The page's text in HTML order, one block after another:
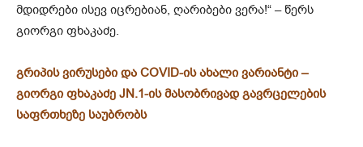
მდიდრები ისევ იცრებიან, ღარიბები ვერა!“ – წერს
გიორგი ფხაკაძე.
გრიპის ვირუსები და COVID-ის ახალი ვარიანტი –
გიორგი ფხაკაძე JN.1-ის მასობრივად გავრცელების
საფრთხეზე საუბრობს